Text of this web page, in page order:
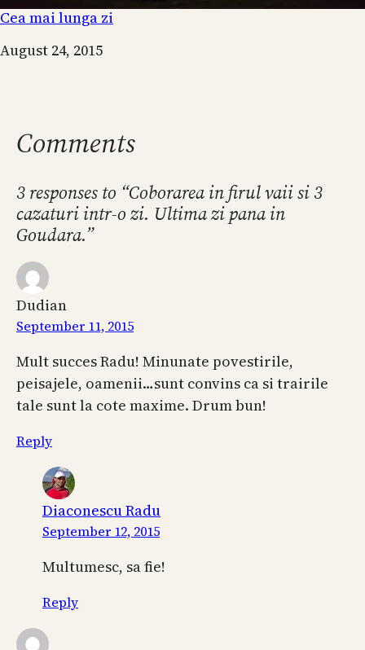
Cea mai lunga zi
Date
August 24, 2015
Comments
3 responses to “Coborarea in firul vaii si 3
cazaturi intr-o zi. Ultima zi pana in
Goudara.”
Dudian
September 11, 2015
Mult succes Radu! Minunate povestirile,
peisajele, oamenii…sunt convins ca si trairile
tale sunt la cote maxime. Drum bun!
Reply
Diaconescu Radu
September 12, 2015
Multumesc, sa fie!
Reply